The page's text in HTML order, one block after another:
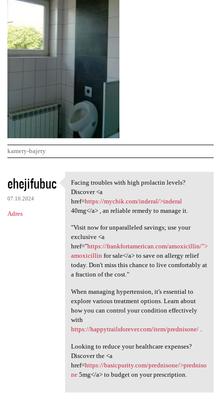
kamery-bajery
K
o
m
e
ehejifubuc
07.10.2024
Adres
Facing troubles with high
Facing troubles with high prolactin levels?
Discover <a
href=https://mychik.com/inderal/>inderal
40mg</a> , an reliable remedy to manage it.
"Visit now for unparalleled savings; use your
exclusive <a
href="https://frankfortamerican.com/amoxicillin/">
amoxicillin for sale</a> to save on allergy relief
today. Don't miss this chance to live comfortably at
a fraction of the cost."
When managing hypertension, it's essential to
explore various treatment options. Learn about
how you can control your condition effectively
with
https://happytrailsforever.com/item/prednisone/.
Looking to reduce your healthcare expenses?
Discover the <a
href=https://basicpurity.com/prednisone/>predniso
ne5mg</a> to budget on your prescription.